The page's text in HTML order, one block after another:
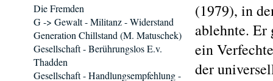
(1979), in
ablehnte. Er
ein
der
Die Fremden
G -> Gewalt - Militanz - Widerstand
Generation Chillstand (M. Matuschek)
Gesellschaft - Berührungslos E.v.
Thadden
Gesellschaft - Handlungsempfehlung -